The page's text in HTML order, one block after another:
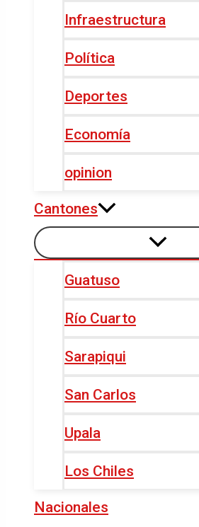
Infraestructura
Política
Deportes
Economía
opinion
Cantones
Guatuso
Río Cuarto
Sarapiqui
San Carlos
Upala
Los Chiles
Nacionales